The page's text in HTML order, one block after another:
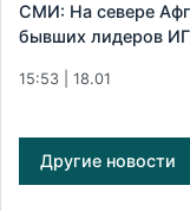
СМИ: На севере
бывших лидеров ИГ
15:53 | 18.01
Другие новости